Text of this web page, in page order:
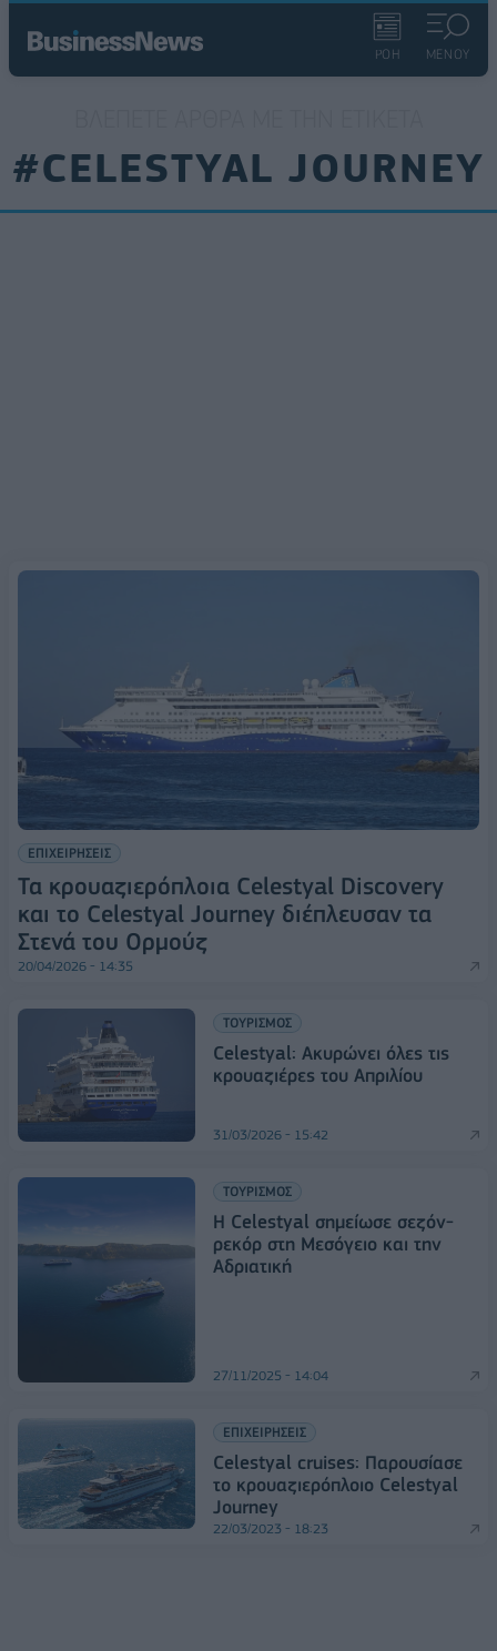
ΡΟΗ ΜΕΝΟΥ
#CELESTYAL JOURNEY
ΕΠΙΧΕΙΡΗΣΕΙΣ
Τα κρουαζιερόπλοια Celestyal Discovery
και το Celestyal Journey διέπλευσαν τα
Στενά του Ορμούζ
20/04/2026 - 14:35
ΤΟΥΡΙΣΜΟΣ
Celestyal: Ακυρώνει όλες τις
κρουαζιέρες του Απριλίου
31/03/2026 - 15:42
ΤΟΥΡΙΣΜΟΣ
Η Celestyal σημείωσε σεζόν-
ρεκόρ στη Μεσόγειο και την
Αδριατική
27/11/2025 - 14:04
ΕΠΙΧΕΙΡΗΣΕΙΣ
Celestyal cruises: Παρουσίασε
τo κρουαζιερόπλοιο Celestyal
Journey
22/03/2023 - 18:23